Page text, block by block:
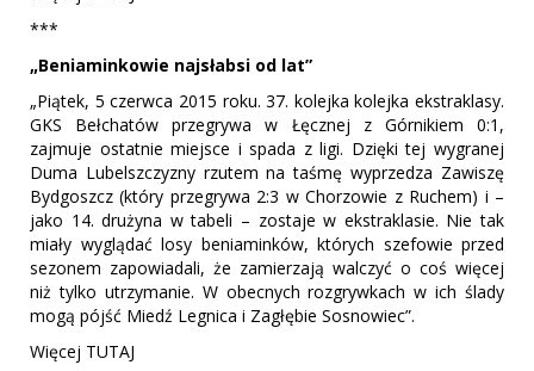
***
„Beniaminkowie najsłabsi od lat”
„Piątek, 5 czerwca 2015 roku. 37. kolejka kolejka ekstraklasy.
GKS Bełchatów przegrywa w Łęcznej z Górnikiem 0:1,
zajmuje ostatnie miejsce i spada z ligi. Dzięki tej wygranej
Duma Lubelszczyzny rzutem na taśmę wyprzedza Zawiszę
Bydgoszcz (który przegrywa 2:3 w Chorzowie z Ruchem) i –
jako 14. drużyna w tabeli – zostaje w ekstraklasie. Nie tak
miały wyglądać losy beniaminków, których szefowie przed
sezonem zapowiadali, że zamierzają walczyć o coś więcej
niż tylko utrzymanie. W obecnych rozgrywkach w ich ślady
mogą pójść Miedź Legnica i Zagłębie Sosnowiec”.
Więcej TUTAJ